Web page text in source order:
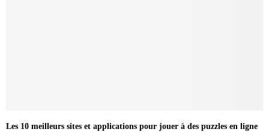
Les 10 meilleurs sites et applications pour jouer à des puzzles en ligne